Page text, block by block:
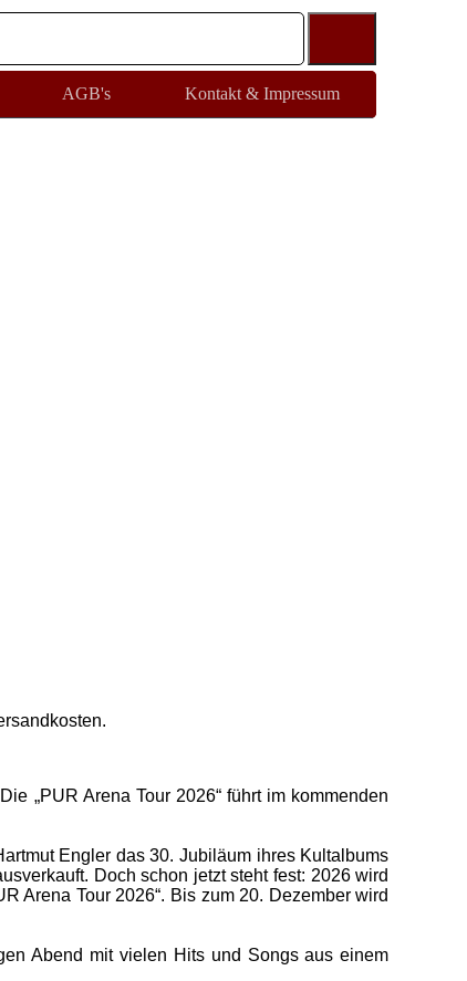
AGB's Kontakt & Impressum
„PUR Arena Tour 2026“ führt im kommenden
Engler das 30. Jubiläum ihres Kultalbums
Doch schon jetzt steht fest: 2026 wird
Arena Tour 2026“. Bis zum 20. Dezember wird
Abend mit vielen Hits und Songs aus einem